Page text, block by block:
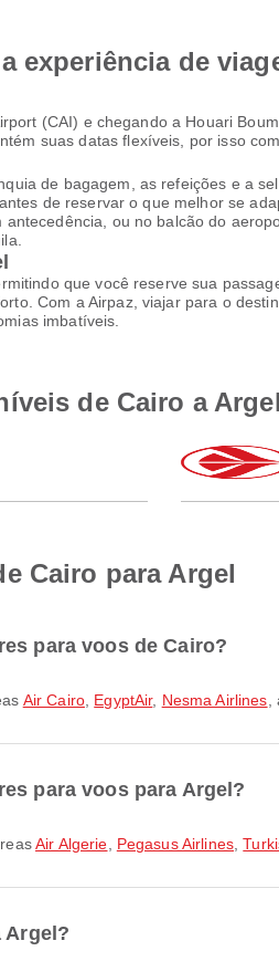
experiência de
(CAI) e chegando a Houari
suas datas flexíveis, por isso
de bagagem, as refeições e a
de reservar o que melhor se
ou no balcão do
que você reserve sua
Com a Airpaz, viajar para o
imbatíveis.
de Cairo a Argel
Cairo para Argel
para voos de Cairo?
Air Cairo, EgyptAir, Nesma Airlines
para voos para Argel?
Air Algerie Pegasus Airlines ,
Argel?